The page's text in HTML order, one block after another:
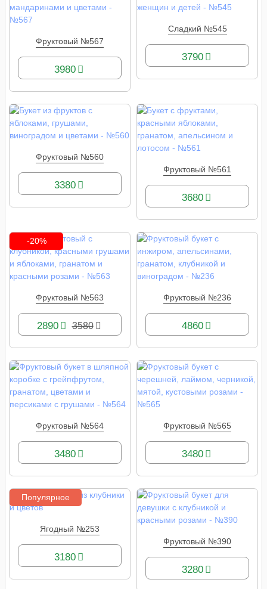
Фруктовый №567
КУПИТЬ
3980
Сладкий №545
КУПИТЬ
3790
Фруктовый №560
КУПИТЬ
3380
Фруктовый №561
КУПИТЬ
3680
-20%
Фруктовый №563
КУПИТЬ
2890
3580
Фруктовый №236
КУПИТЬ
4860
Фруктовый №564
КУПИТЬ
3480
Фруктовый №565
КУПИТЬ
3480
Популярное
Ягодный №253
КУПИТЬ
3180
Фруктовый №390
КУПИТЬ
3280